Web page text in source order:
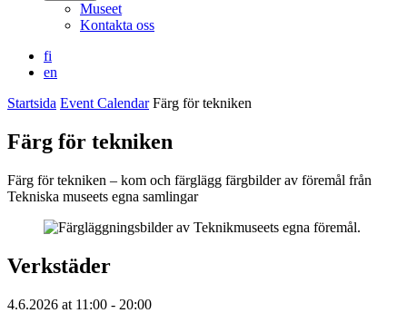
Museet
Kontakta oss
fi
en
Startsida Event Calendar Färg för tekniken
Färg för tekniken
Färg för tekniken – kom och färglägg färgbilder av föremål från
Tekniska museets egna samlingar
Verkstäder
4.6.2026 at 11:00 - 20:00